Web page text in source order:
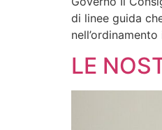
di linee guida
LE